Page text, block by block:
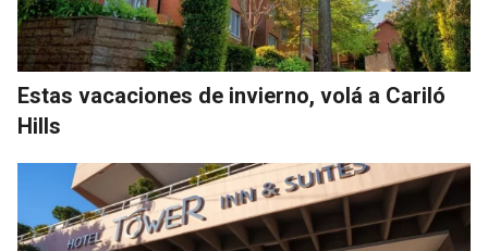
Estas vacaciones de invierno, volá a Cariló
Hills